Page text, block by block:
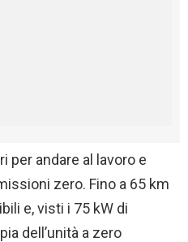
per andare al lavoro e
zero. Fino a 65 km
e, visti i 75 kW di
dell’unità a zero